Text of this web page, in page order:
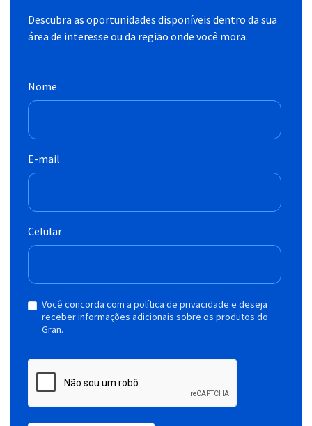
Descubra as oportunidades disponíveis dentro da sua
área de interesse ou da região onde você mora.
Nome
E-mail
Celular
Você concorda com a política de privacidade e deseja
receber informações adicionais sobre os produtos do
Gran.